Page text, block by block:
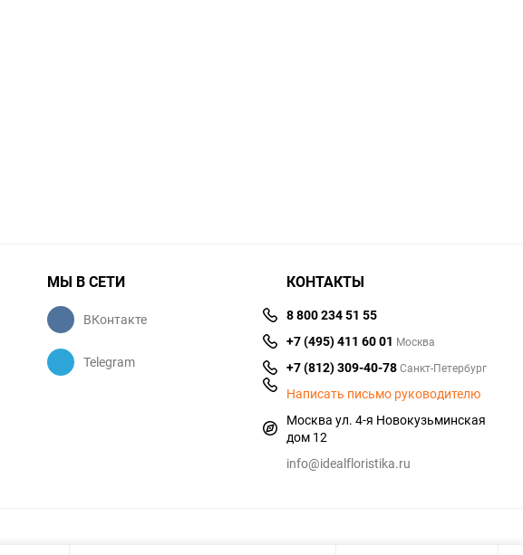
МЫ В СЕТИ
ВКонтакте
Telegram
КОНТАКТЫ
8 800 234 51 55
+7 (495) 411 60 01 Москва
+7 (812) 309-40-78Санкт-Петербург
Написать письмо руководителю
Москва ул. 4-я Новокузьминская
дом 12
info@idealfloristika.ru